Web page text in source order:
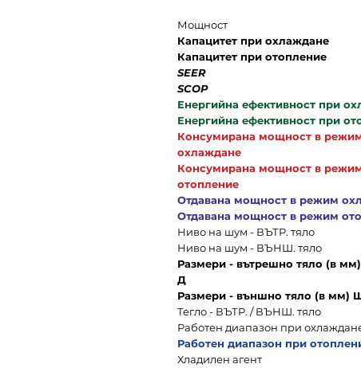
Мощност
Капацитет при охлаждане
Капацитет при отопление
SEER
SCOP
Енергийна ефективност при
Енергийна ефективност при
Консумирана мощност в
охлаждане
Консумирана мощност в
отопление
Отдавана мощност в режим
Отдавана мощност в режим
Ниво на шум - ВЪТР. тяло
Ниво на шум - ВЪНШ. тяло
Размери - вътрешно тяло (в
Д
Размери - външно тяло (в мм)
Тегло - ВЪТР. / ВЪНШ. тяло
Работен диапазон при
Работен диапазон при
Хладилен агент